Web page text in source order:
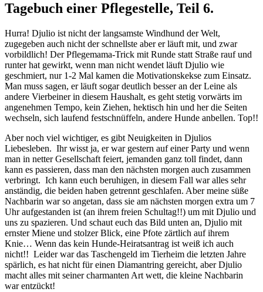
Tagebuch einer Pflegestelle, Teil 6.
Hurra! Djulio ist nicht der langsamste Windhund der Welt,
zugegeben auch nicht der schnellste aber er läuft mit, und zwar
vorbildlich! Der Pflegemama-Trick mit Runde statt Straße rauf und
runter hat gewirkt, wenn man nicht wendet läuft Djulio wie
geschmiert, nur 1-2 Mal kamen die Motivationskekse zum Einsatz.
Man muss sagen, er läuft sogar deutlich besser an der Leine als
andere Vierbeiner in diesem Haushalt, es geht stetig vorwärts im
angenehmen Tempo, kein Ziehen, hektisch hin und her die Seiten
wechseln, sich laufend festschnüffeln, andere Hunde anbellen. Top!!
Aber noch viel wichtiger, es gibt Neuigkeiten in Djulios
Liebesleben. Ihr wisst ja, er war gestern auf einer Party und wenn
man in netter Gesellschaft feiert, jemanden ganz toll findet, dann
kann es passieren, dass man den nächsten morgen auch zusammen
verbringt. Ich kann euch beruhigen, in diesem Fall war alles sehr
anständig, die beiden haben getrennt geschlafen. Aber meine süße
Nachbarin war so angetan, dass sie am nächsten morgen extra um 7
Uhr aufgestanden ist (an ihrem freien Schultag!!) um mit Djulio und
uns zu spazieren. Und schaut euch das Bild unten an, Djulio mit
ernster Miene und stolzer Blick, eine Pfote zärtlich auf ihrem
Knie… Wenn das kein Hunde-Heiratsantrag ist weiß ich auch
nicht!! Leider war das Taschengeld im Tierheim die letzten Jahre
spärlich, es hat nicht für einen Diamantring gereicht, aber Djulio
macht alles mit seiner charmanten Art wett, die kleine Nachbarin
war entzückt!